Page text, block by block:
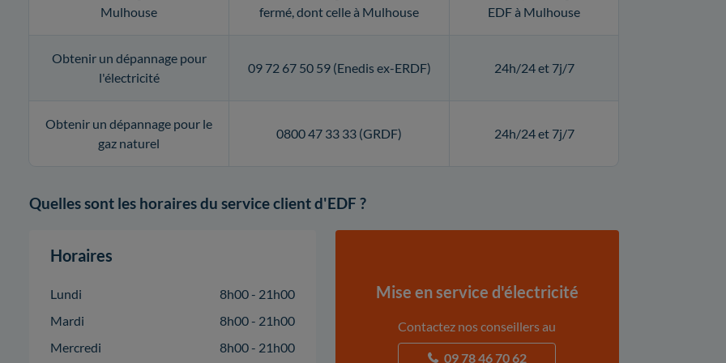
Mulhouse
fermé, dont celle à Mulhouse
EDF à Mulhouse
Obtenir un dépannage pour
l'électricité
09 72 67 50 59 (Enedis ex-ERDF) 24h/24 et 7j/7
Obtenir un dépannage pour le
gaz naturel
0800 47 33 33 (GRDF) 24h/24 et 7j/7
Quelles sont les horaires du service client d'EDF ?
Horaires
Lundi
8h00 - 21h00
Mardi
8h00 - 21h00
Mercredi
8h00 - 21h00
Mise en service d'électricité
Contactez nos conseillers au
09 78 46 70 62